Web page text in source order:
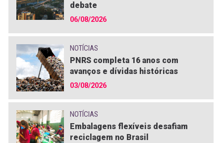
debate
06/08/2026
NOTÍCIAS
PNRS completa 16 anos com
avanços e dívidas históricas
03/08/2026
NOTÍCIAS
Embalagens flexíveis desafiam
reciclagem no Brasil